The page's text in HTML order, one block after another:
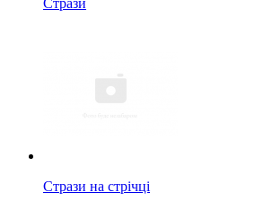
Стрази
Стрази на стрічці